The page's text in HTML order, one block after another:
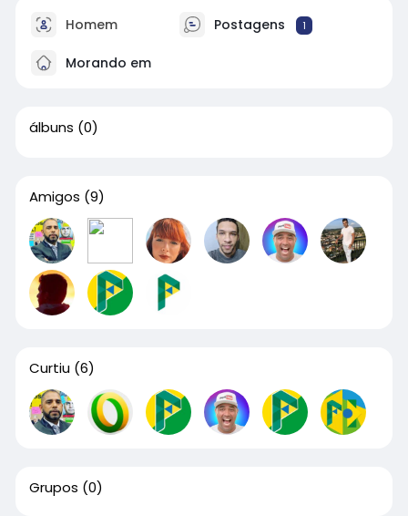
Homem Postagens 1
Morando em
álbuns (0)
Amigos (9)
Curtiu (6)
Grupos (0)